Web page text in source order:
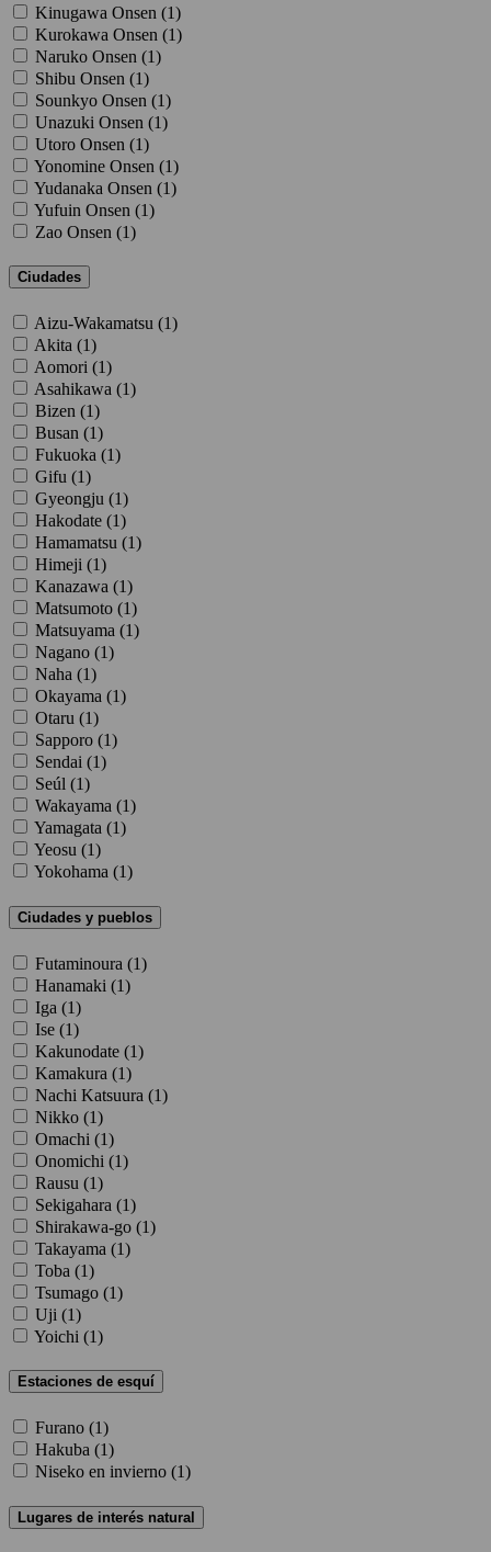
Kinugawa Onsen (1)
Kurokawa Onsen (1)
Naruko Onsen (1)
Shibu Onsen (1)
Sounkyo Onsen (1)
Unazuki Onsen (1)
Utoro Onsen (1)
Yonomine Onsen (1)
Yudanaka Onsen (1)
Yufuin Onsen (1)
Zao Onsen (1)
Ciudades
Aizu-Wakamatsu (1)
Akita (1)
Aomori (1)
Asahikawa (1)
Bizen (1)
Busan (1)
Fukuoka (1)
Gifu (1)
Gyeongju (1)
Hakodate (1)
Hamamatsu (1)
Himeji (1)
Kanazawa (1)
Matsumoto (1)
Matsuyama (1)
Nagano (1)
Naha (1)
Okayama (1)
Otaru (1)
Sapporo (1)
Sendai (1)
Seúl (1)
Wakayama (1)
Yamagata (1)
Yeosu (1)
Yokohama (1)
Ciudades y pueblos
Futaminoura (1)
Hanamaki (1)
Iga (1)
Ise (1)
Kakunodate (1)
Kamakura (1)
Nachi Katsuura (1)
Nikko (1)
Omachi (1)
Onomichi (1)
Rausu (1)
Sekigahara (1)
Shirakawa-go (1)
Takayama (1)
Toba (1)
Tsumago (1)
Uji (1)
Yoichi (1)
Estaciones de esquí
Furano (1)
Hakuba (1)
Niseko en invierno (1)
Lugares de interés natural